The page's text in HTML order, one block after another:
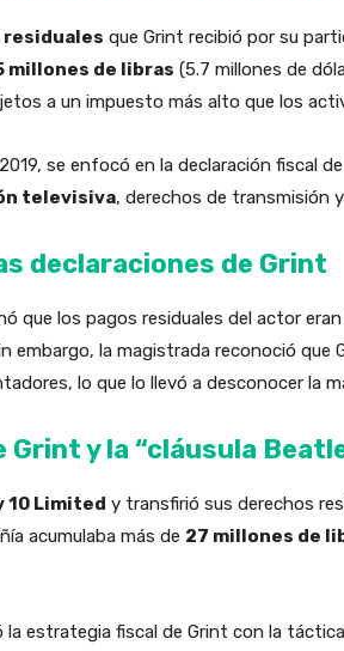
residuales que Grint recibió por su
millones de libras (5.7 millones de
a un impuesto más alto que los
se enfocó en la declaración fiscal
televisiva, derechos de transmisión
declaraciones de Grint
que los pagos residuales del actor
embargo, la magistrada reconoció
lo que lo llevó a desconocer la
y la “cláusula
10 Limited y transfirió sus derechos
acumulaba más de 27 millones de
la estrategia fiscal de Grint con la